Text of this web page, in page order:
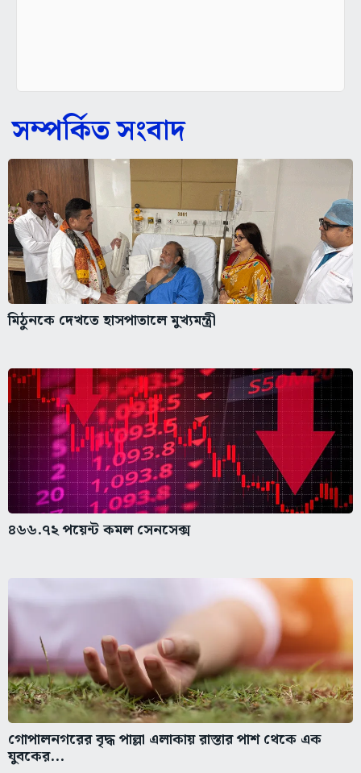
সম্পর্কিত সংবাদ
মিঠুনকে দেখতে হাসপাতালে মুখ্যমন্ত্রী
৪৬৬.৭২ পয়েন্ট কমল সেনসেক্স
গোপালনগরের বৃদ্ধ পাল্লা এলাকায় রাস্তার পাশ থেকে এক
যুবকের...